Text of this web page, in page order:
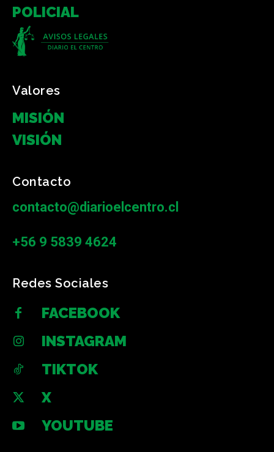
POLICIAL
Valores
MISIÓN
VISIÓN
Contacto
contacto@diarioelcentro.cl
+56 9 5839 4624
Redes Sociales
FACEBOOK
INSTAGRAM
TIKTOK
X
YOUTUBE